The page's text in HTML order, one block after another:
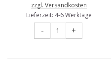
zzgl. Versandkosten
Lieferzeit: 4-6 Werktage
- +